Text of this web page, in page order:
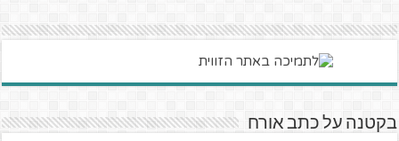
בקטנה על כתב אורח